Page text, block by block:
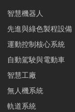
智慧機器人
先進與綠色製程設備
運動控制核心系統
自動駕駛與電動車
智慧工廠
無人機系統
軌道系統